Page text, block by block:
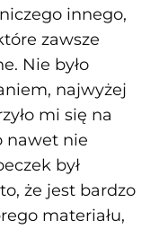
innego,
zawsze
Nie było
najwyżej
mi się na
nawet nie
był
że jest bardzo
materiału,